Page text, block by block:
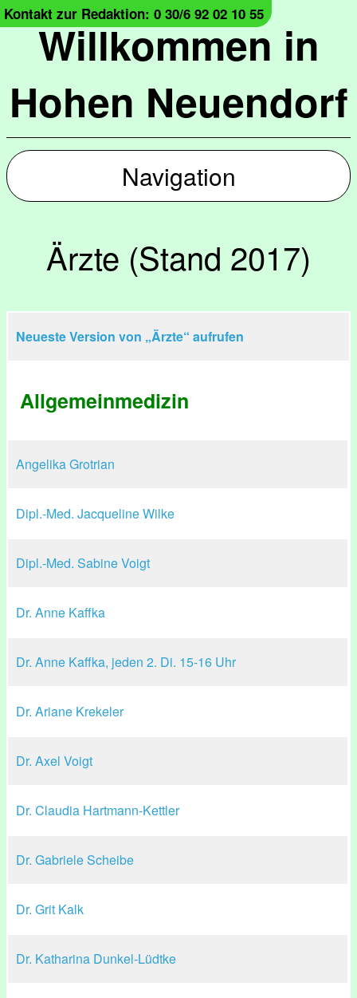
Willkommen in
Hohen Neuendorf
Kontakt zur Redaktion: 0 30/6 92 02 10 55
Navigation
Ärzte (Stand 2017)
Neueste Version von „Ärzte“ aufrufen
Allgemeinmedizin
Angelika Grotrian
Dipl.-Med. Jacqueline Wilke
Dipl.-Med. Sabine Voigt
Dr. Anne Kaffka
Dr. Anne Kaffka, jeden 2. Di. 15-16 Uhr
Dr. Ariane Krekeler
Dr. Axel Voigt
Dr. Claudia Hartmann-Kettler
Dr. Gabriele Scheibe
Dr. Grit Kalk
Dr. Katharina Dunkel-Lüdtke